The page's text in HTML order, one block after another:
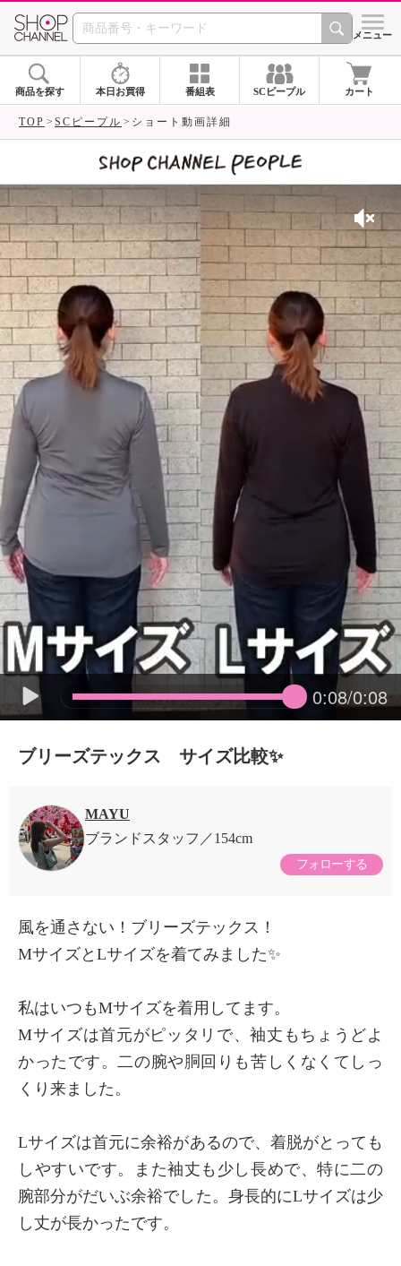
SHOP CHANNEL シメニュー
商品を探す 本日お買得 番組表 SCピープル カート
TOP SCピープル ショート動画詳細
0:08/0:08
ブリーズテックス サイズ比較✨
MAYU
ブランドスタッフ
154cm
フォローする
風を通さない！ブリーズテックス！
MサイズとLサイズを着てみました✨
私はいつもMサイズを着用してます。
Mサイズは首元がピッタリで、袖丈もちょうどよ
かったです。二の腕や胴回りも苦しくなくてしっ
くり来ました。
Lサイズは首元に余裕があるので、着脱がとっても
しやすいです。また袖丈も少し長めで、特に二の
腕部分がだいぶ余裕でした。身長的にLサイズは少
し丈が長かったです。